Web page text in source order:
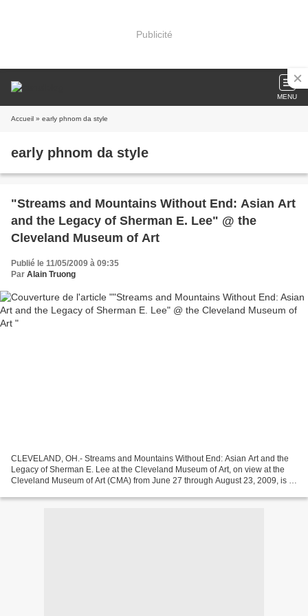
Publicité
MENU
Accueil » early phnom da style
early phnom da style
"Streams and Mountains Without End: Asian Art
and the Legacy of Sherman E. Lee" @ the
Cleveland Museum of Art
Publié le 11/05/2009 à 09:35
Par Alain Truong
CLEVELAND, OH.- Streams and Mountains Without End: Asian Art and the
Legacy of Sherman E. Lee at the Cleveland Museum of Art, on view at the
Cleveland Museum of Art (CMA) from June 27 through August 23, 2009, is a